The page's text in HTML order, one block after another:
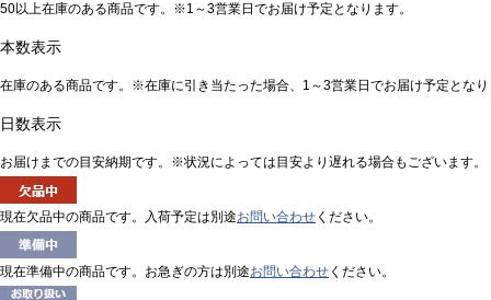
50以上在庫のある商品です。※1～3営業日でお届け予定となります。
本数表示
在庫のある商品です。※在庫に引き当たった場合、1～3営業日でお届け予定となり
日数表示
お届けまでの目安納期です。※状況によっては目安より遅れる場合もございます。
現在欠品中の商品です。入荷予定は別途お問い合わせ ください。
現在準備中の商品です。お急ぎの方は別途お問い合わせ ください。